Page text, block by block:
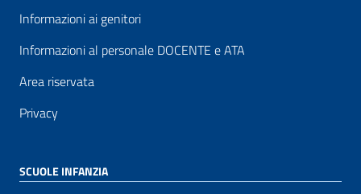
Informazioni ai genitori
Informazioni al personale DOCENTE e ATA
Area riservata
Privacy
SCUOLE INFANZIA